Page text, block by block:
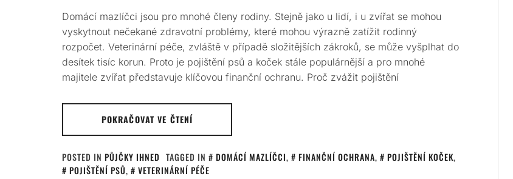
Domácí mazlíčci jsou pro mnohé členy rodiny. Stejně jako u lidí, i u zvířat se mohou
vyskytnout nečekané zdravotní problémy, které mohou výrazně zatížit rodinný
rozpočet. Veterinární péče, zvláště v případě složitějších zákroků, se může vyšplhat do
desítek tisíc korun. Proto je pojištění psů a koček stále populárnější a pro mnohé
majitele zvířat představuje klíčovou finanční ochranu. Proč zvážit pojištění
POKRAČOVAT VE ČTENÍ
POSTED IN PŮJČKY IHNED TAGGED IN DOMÁCÍ MAZLÍČCI, FINANČNÍ OCHRANA, POJIŠTĚNÍ KOČEK,
POJIŠTĚNÍ PSŮ, VETERINÁRNÍ PÉČE